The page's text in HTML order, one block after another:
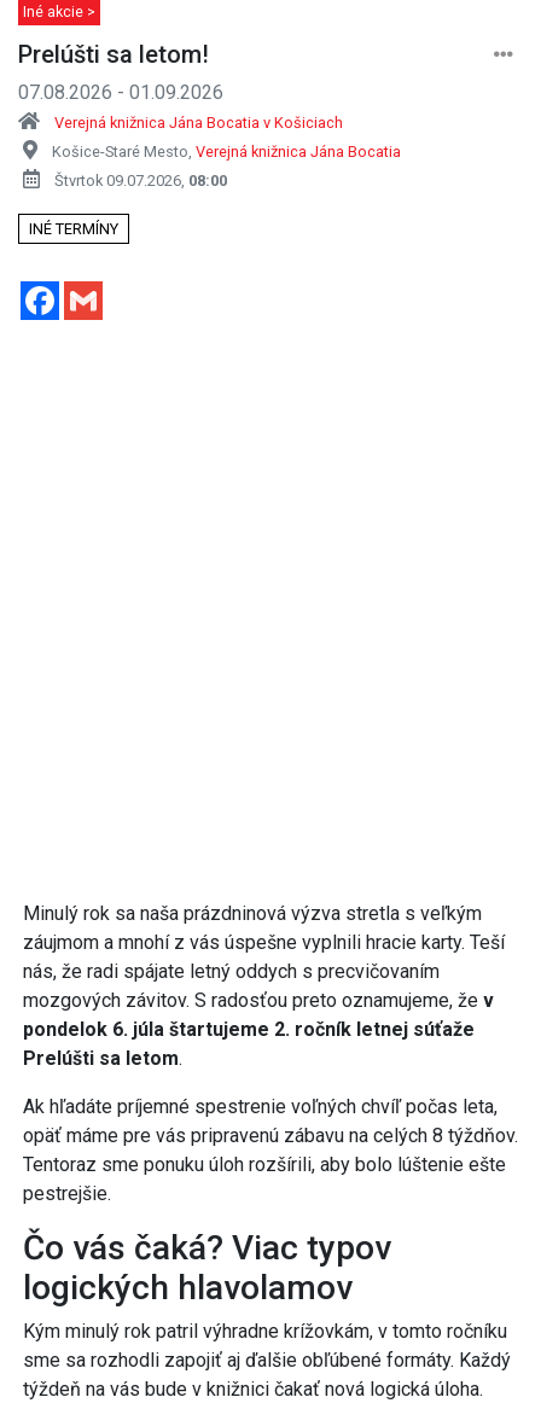
Iné akcie >
Prelúšti sa letom!
07.08.2026 - 01.09.2026
Verejná knižnica Jána Bocatia v Košiciach
Košice-Staré Mesto, Verejná knižnica Jána Bocatia
Štvrtok 09.07.2026, 08:00
INÉ TERMÍNY
Facebook
Minulý rok sa naša prázdninová výzva stretla s veľkým
záujmom a mnohí z vás úspešne vyplnili hracie karty. Teší
nás, že radi spájate letný oddych s precvičovaním
mozgových závitov. S radosťou preto oznamujeme, že v
pondelok 6. júla štartujeme 2. ročník letnej súťaže
Prelúšti sa letom.
Ak hľadáte príjemné spestrenie voľných chvíľ počas leta,
opäť máme pre vás pripravenú zábavu na celých 8 týždňov.
Tentoraz sme ponuku úloh rozšírili, aby bolo lúštenie ešte
pestrejšie.
Čo vás čaká? Viac typov
logických hlavolamov
Kým minulý rok patril výhradne krížovkám, v tomto ročníku
sme sa rozhodli zapojiť aj ďalšie obľúbené formáty. Každý
týždeň na vás bude v knižnici čakať nová logická úloha.